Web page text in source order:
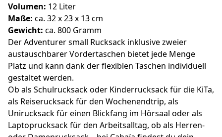
Volumen: 12 Liter
Maße: ca. 32 x 23 x 13 cm
Gewicht: ca. 800 Gramm
Der Adventurer small Rucksack inklusive zweier
austauschbarer Vordertaschen bietet jede Menge
Platz und kann dank der flexiblen Taschen individuell
gestaltet werden.
Ob als Schulrucksack oder Kinderrucksack für die KiTa,
als Reiserucksack für den Wochenendtrip, als
Unirucksack für einen Blickfang im Hörsaal oder als
Laptoprucksack für den Arbeitsalltag, ob als Herren-